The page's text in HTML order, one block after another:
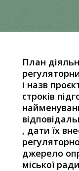
План
і назв
строків
, дати їх
джерело
міської